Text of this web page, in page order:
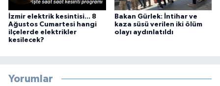
İzmir elektrik kesintisi... 8
Ağustos Cumartesi hangi
ilçelerde elektrikler
kesilecek?
Bakan Gürlek: İntihar ve
kaza süsü verilen iki ölüm
olayı aydınlatıldı
Yorumlar